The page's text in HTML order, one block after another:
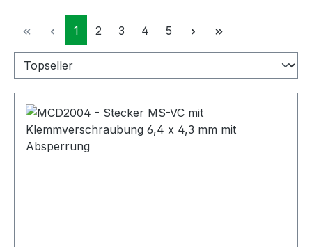
Seite
1 Seite
2 Seite
3 Seite
4 Seite
5